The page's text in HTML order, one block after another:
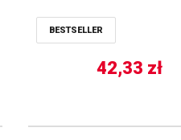
BESTSELLER
42,33 zł